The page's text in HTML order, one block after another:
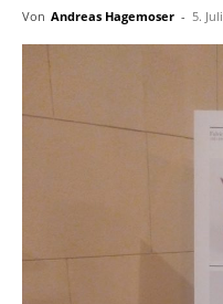
Von Andreas Hagemoser - 5.